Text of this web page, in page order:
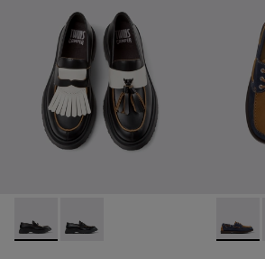
Twins - K101113-002 - Pantofi nautici
Twins - K101113-001 Twins